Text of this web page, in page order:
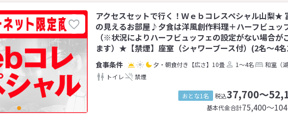
アクセスセットで行く！Ｗｅｂコレスペシャル山梨★
の見えるお部屋♪夕食は洋風創作料理＋ハーフビュッ
（※状況によりハーフビュッフェの設定がない場合が
ます）★【禁煙】座室（シャワーブース付）(2名～4
夕・朝食付き 【広さ】10畳 1～4名
和室（湖
トイレ
禁煙
おとな1名 税込37,700～
基本代金合計75,400〜